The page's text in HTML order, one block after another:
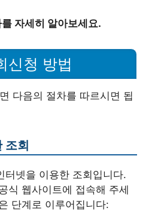
자세히 알아보세요.
신청 방법
다음의 절차를 따르시면 됩
조회
터넷을 이용한 조회입니다.
식 웹사이트에 접속해 주세
단계로 이루어집니다: